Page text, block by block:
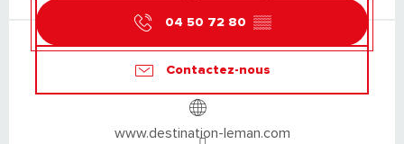
04 50 72 80 ▒▒
Contactez-nous
www.destination-leman.com